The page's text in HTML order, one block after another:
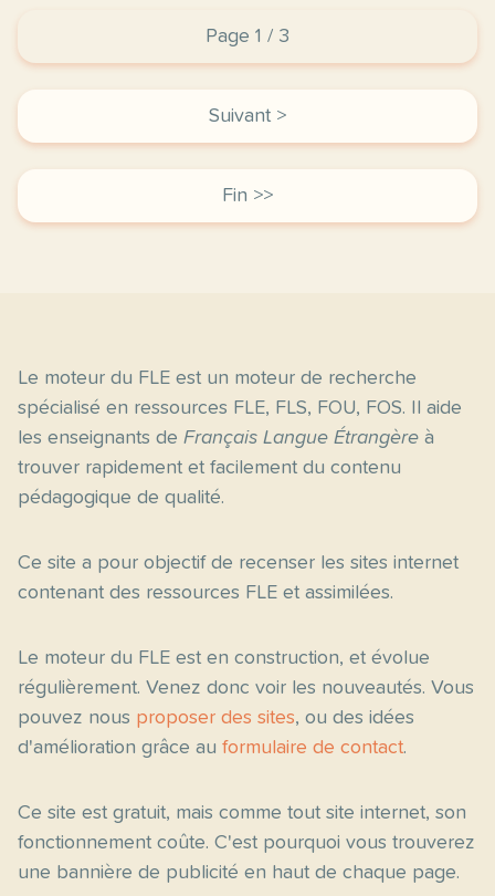
Page 1 / 3
Suivant >
Fin >>
Le moteur du FLE est un moteur de recherche
spécialisé en ressources FLE, FLS, FOU, FOS. Il aide
les enseignants de Français Langue Étrangère à
trouver rapidement et facilement du contenu
pédagogique de qualité.
Ce site a pour objectif de recenser les sites internet
contenant des ressources FLE et assimilées.
Le moteur du FLE est en construction, et évolue
régulièrement. Venez donc voir les nouveautés. Vous
pouvez nous proposer des sites, ou des idées
d'amélioration grâce au formulaire de contact.
Ce site est gratuit, mais comme tout site internet, son
fonctionnement coûte. C'est pourquoi vous trouverez
une bannière de publicité en haut de chaque page.